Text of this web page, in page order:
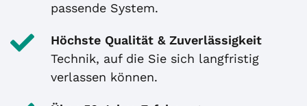
passende System.
Höchste Qualität & Zuverlässigkeit
Technik, auf die Sie sich langfristig
verlassen können.